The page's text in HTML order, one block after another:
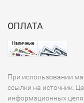
ОПЛАТА
При использовании
ссылки на источник.
информационных